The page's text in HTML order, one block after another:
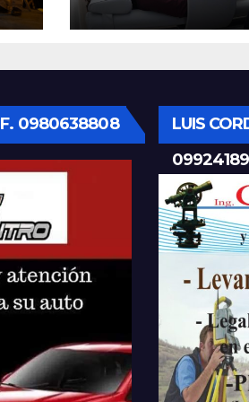
Infantil y
Cuenca con
0980638808
LUIS